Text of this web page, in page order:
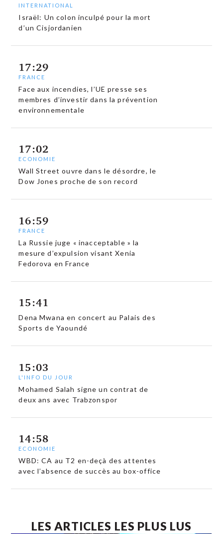
INTERNATIONAL
Israël: Un colon inculpé pour la mort
d’un Cisjordanien
17:29
FRANCE
Face aux incendies, l’UE presse ses
membres d’investir dans la prévention
environnementale
17:02
ECONOMIE
Wall Street ouvre dans le désordre, le
Dow Jones proche de son record
16:59
FRANCE
La Russie juge « inacceptable » la
mesure d’expulsion visant Xenia
Fedorova en France
15:41
Dena Mwana en concert au Palais des
Sports de Yaoundé
15:03
L'INFO DU JOUR
Mohamed Salah signe un contrat de
deux ans avec Trabzonspor
14:58
ECONOMIE
WBD: CA au T2 en-deçà des attentes
avec l’absence de succès au box-office
LES ARTICLES LES PLUS LUS